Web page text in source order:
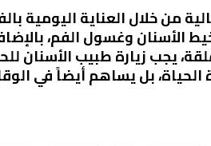
خلال العناية اليومية
الأسنان وغسول الفم،
يجب زيارة طبيب الأسنان
بل يساهم أيضاً في